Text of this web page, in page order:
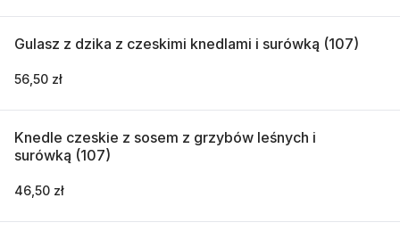
Gulasz z dzika z czeskimi knedlami i surówką (107)
56,50 zł
Knedle czeskie z sosem z grzybów leśnych i
surówką (107)
46,50 zł